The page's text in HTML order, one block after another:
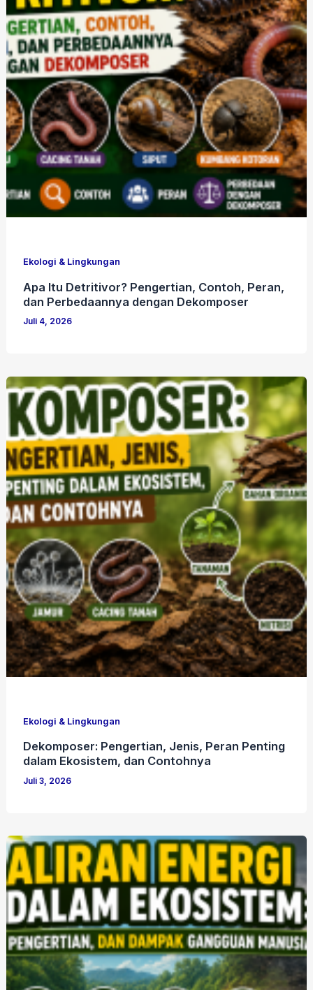
Ekologi & Lingkungan
Apa Itu Detritivor? Pengertian, Contoh, Peran,
dan Perbedaannya dengan Dekomposer
Juli 4, 2026
Ekologi & Lingkungan
Dekomposer: Pengertian, Jenis, Peran Penting
dalam Ekosistem, dan Contohnya
Juli 3, 2026